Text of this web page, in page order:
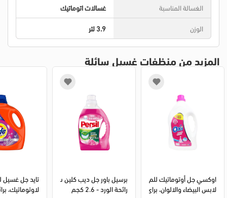
الغسالة المناسبة
غسالات اتوماتيك
الوزن
3.9 لتر
المزيد من منظفات غسيل سائلة
اوكسي جل أوتوماتيك للم
لابس البيضاء والالوان، برائ
برسيل باور جل ديب كلين ب
رائحة الورد - 2.6 كجم
تايد جل غسيل
لاوتوماتيك،